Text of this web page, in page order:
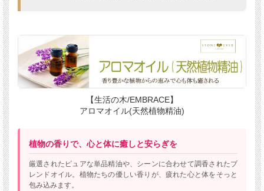
【生活の木/EMBRACE】
アロマオイル(天然植物精油)
植物の香りで、心と体に癒しと安らぎを
厳選されたピュアな単品精油や、シーンに合わせて調香されたブ
レンドオイル。植物たちの優しい香りが、疲れた心と体をそっと
包み込みます。